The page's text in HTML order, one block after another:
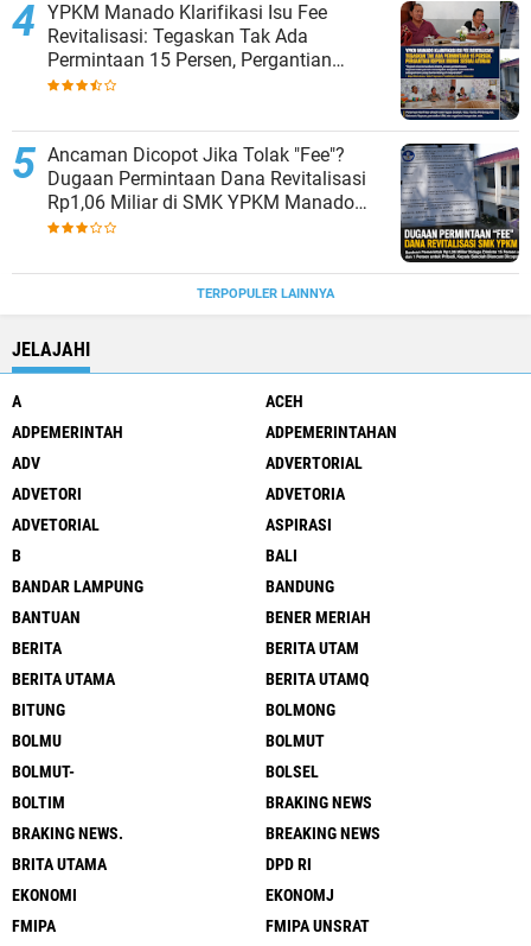
YPKM Manado Klarifikasi Isu Fee
Revitalisasi: Tegaskan Tak Ada
Permintaan 15 Persen, Pergantian
Kepsek Murni Sesuai Aturan
Ancaman Dicopot Jika Tolak "Fee"?
Dugaan Permintaan Dana Revitalisasi
Rp1,06 Miliar di SMK YPKM Manado
Berpotensi Terseret Kasus Tipikor
TERPOPULER LAINNYA
JELAJAHI
A
ACEH
ADPEMERINTAH
ADPEMERINTAHAN
ADV
ADVERTORIAL
ADVETORI
ADVETORIA
ADVETORIAL
ASPIRASI
B
BALI
BANDAR LAMPUNG
BANDUNG
BANTUAN
BENER MERIAH
BERITA
BERITA UTAM
BERITA UTAMA
BERITA UTAMQ
BITUNG
BOLMONG
BOLMU
BOLMUT
BOLMUT-
BOLSEL
BOLTIM
BRAKING NEWS
BRAKING NEWS.
BREAKING NEWS
BRITA UTAMA
DPD RI
EKONOMI
EKONOMJ
FMIPA
FMIPA UNSRAT